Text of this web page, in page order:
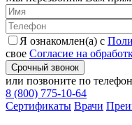
Я ознакомлен(а) с
свое Согласие на
Срочный звонок
или позвоните по
8 (800) 775-10-64
Cертификаты Врачи